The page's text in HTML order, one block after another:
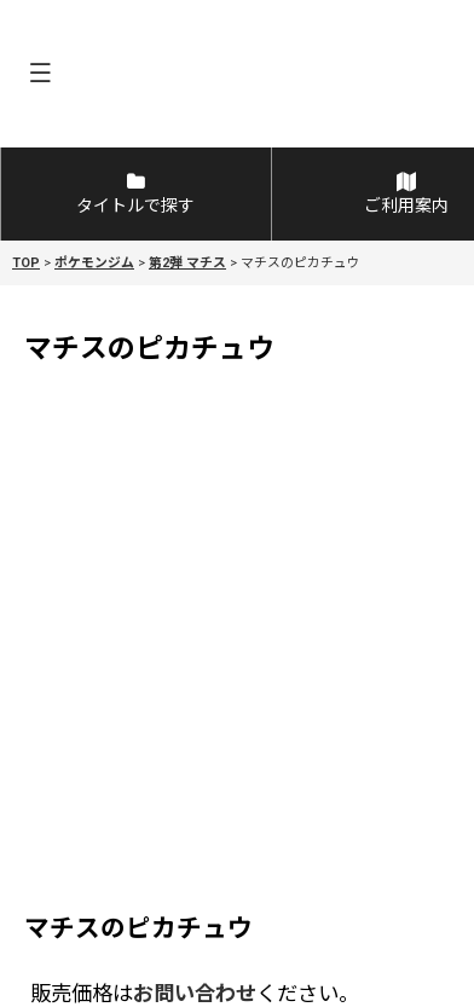
タイトルで探す ご利用案内
TOP > ポケモンジム > 第2弾 マチス > マチスのピカチュウ
マチスのピカチュウ
マチスのピカチュウ
販売価格はお問い合わせ ください。